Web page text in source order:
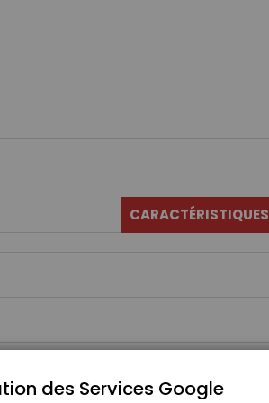
CARACTÉRISTIQUES
des Services Google